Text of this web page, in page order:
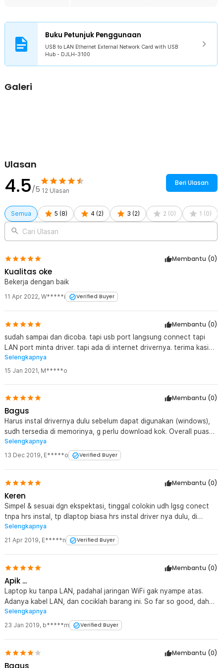
1 x USB to LAN Ethernet External Network Card with USB Hub -
DJLH-3100Buku Petunjuk Penggunaan
USB to LAN Ethernet External Network Card with USB
Hub - DJLH-3100
Galeri
Ulasan
4.5/5 12 Ulasan
Beri Ulasan
Semua 5 (8) 4 (2) 3 (2) 2 (0) 1 (0)
Cari Ulasan
Membantu (0)
Kualitas oke
Bekerja dengan baik
11 Apr 2022, W*****i Verified Buyer
Membantu (0)
sudah sampai dan dicoba. tapi usb port langsung connect tapi
LAN port minta driver. tapi ada di internet drivernya. terima kasih
ya
Selengkapnya
15 Jan 2021, M*****o
Membantu (0)
Bagus
Harus instal drivernya dulu sebelum dapat digunakan (windows),
sudh tersedia di memorinya, g perlu download kok. Overall puas
banget. recomended utk dibeli oleh yg usb portnya terbatas.
Selengkapnya
13 Dec 2019, E*****o Verified Buyer
Membantu (0)
Keren
Simpel & sesuai dgn ekspektasi, tinggal colokin udh lgsg conect
tnpa hrs instal, tp dlaptop biasa hrs instal driver nya dulu, di
macbook pro MD101 tdk ada mslh sm skali, joosss pkk nya,
recomended
Selengkapnya
21 Apr 2019, E*****n Verified Buyer
Membantu (0)
Apik ...
Laptop ku tanpa LAN, padahal jaringan WiFi gak nyampe atas.
Adanya kabel LAN, dan cociklah barang ini. So far so good, dah
beli yang kedua. Karena yang pertama diminta temen
????????????????
Selengkapnya
23 Jan 2019, b*****m Verified Buyer
Membantu (0)
Bagus